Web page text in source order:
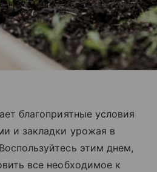
благоприятные условия
и закладки урожая в
этим днем,
все необходимое к